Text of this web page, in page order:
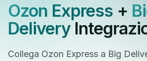
Ozon Express+
Delivery
Collega Ozon Express a Big